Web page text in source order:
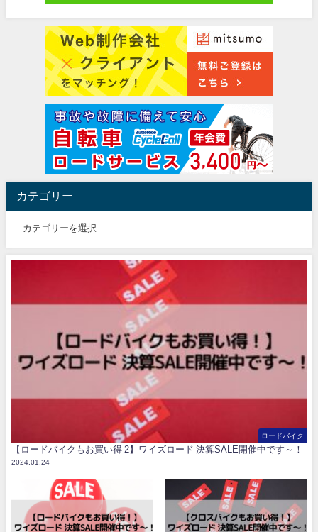
カテゴリー
ロードバイク
【ロードバイクもお買い得 2】ワイズロード 決算SALE開催中です～！
2024.01.24